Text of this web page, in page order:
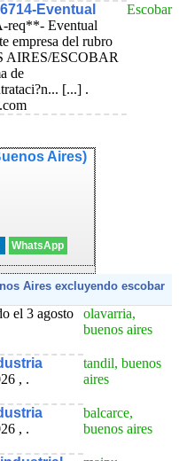
Eventual
Eventual
empresa del rubro
AIRES/ESCOBAR
de
[...] .
Escobar
Aires)
WhatsApp
Aires excluyendo escobar
el 3 agosto
olavarria,
buenos aires
, .
tandil, buenos
aires
, .
balcarce,
buenos aires